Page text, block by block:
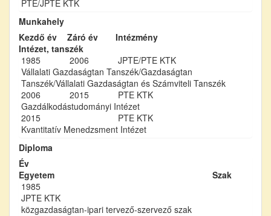
PTE/JPTE KTK
Munkahely
Kezdő év
Záró év
Intézmény
Intézet, tanszék
1985
2006
JPTE/PTE KTK
Vállalati Gazdaságtan Tanszék/Gazdaságtan
Tanszék/Vállalati Gazdaságtan és Számviteli Tanszék
2006
2015
PTE KTK
Gazdálkodástudományi Intézet
2015
PTE KTK
Kvantitatív Menedzsment Intézet
Diploma
Év
Egyetem
Szak
1985
JPTE KTK
közgazdaságtan-ipari tervező-szervező szak